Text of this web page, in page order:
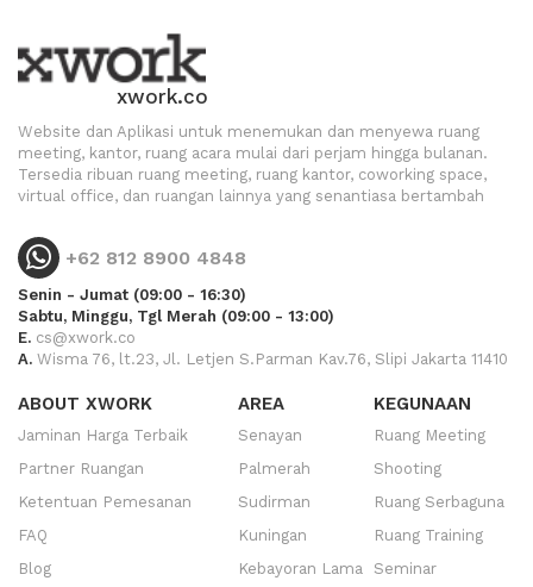
xwork.co
Website dan Aplikasi untuk menemukan dan menyewa ruang
meeting, kantor, ruang acara mulai dari perjam hingga bulanan.
Tersedia ribuan ruang meeting, ruang kantor, coworking space,
virtual office, dan ruangan lainnya yang senantiasa bertambah
+62 812 8900 4848
Senin - Jumat (09:00 - 16:30)
Sabtu, Minggu, Tgl Merah (09:00 - 13:00)
E. cs@xwork.co
A. Wisma 76, lt.23, Jl. Letjen S.Parman Kav.76, Slipi Jakarta 11410
ABOUT XWORK
Jaminan Harga Terbaik
Partner Ruangan
Ketentuan Pemesanan
FAQ
Blog
AREA
Senayan
Palmerah
Sudirman
Kuningan
Kebayoran Lama
KEGUNAAN
Ruang Meeting
Shooting
Ruang Serbaguna
Ruang Training
Seminar